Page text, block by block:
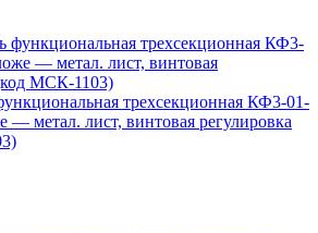
трехсекционная КФ3-01-
метал. лист, винтовая регулировка